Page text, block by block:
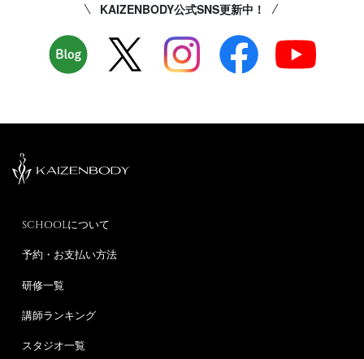
KAIZENBODY公式SNS更新中！
SCHOOLについて
予約・お支払い方法
研修一覧
講師ランキング
スタジオ一覧